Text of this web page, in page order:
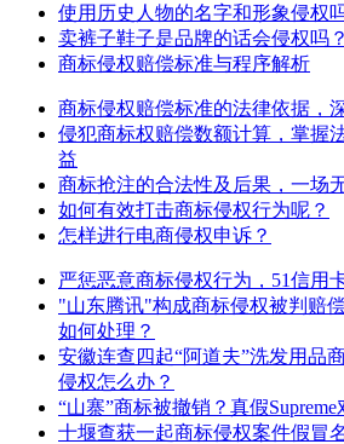
使用历史人物的名字和形象侵权
卖裤子鞋子是品牌的话会侵权吗？
商标侵权赔偿标准与程序解析
商标侵权赔偿标准的法律依据，
侵犯商标权赔偿数额计算，掌握
益
商标抢注的合法性及后果，一场
如何有效打击商标侵权行为呢？
怎样进行电商侵权申诉？
严惩恶意商标侵权行为，51信用
"山东腾讯"构成商标侵权被判赔
如何处理？
安徽连查四起“阿道夫”洗发用品
侵权怎么办？
“山寨”商标被撤销？真假Supreme
十堰查获一起商标侵权案件假冒